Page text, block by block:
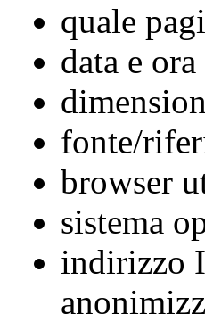
quale
data e
fonte/
browser
sistema
indirizzo